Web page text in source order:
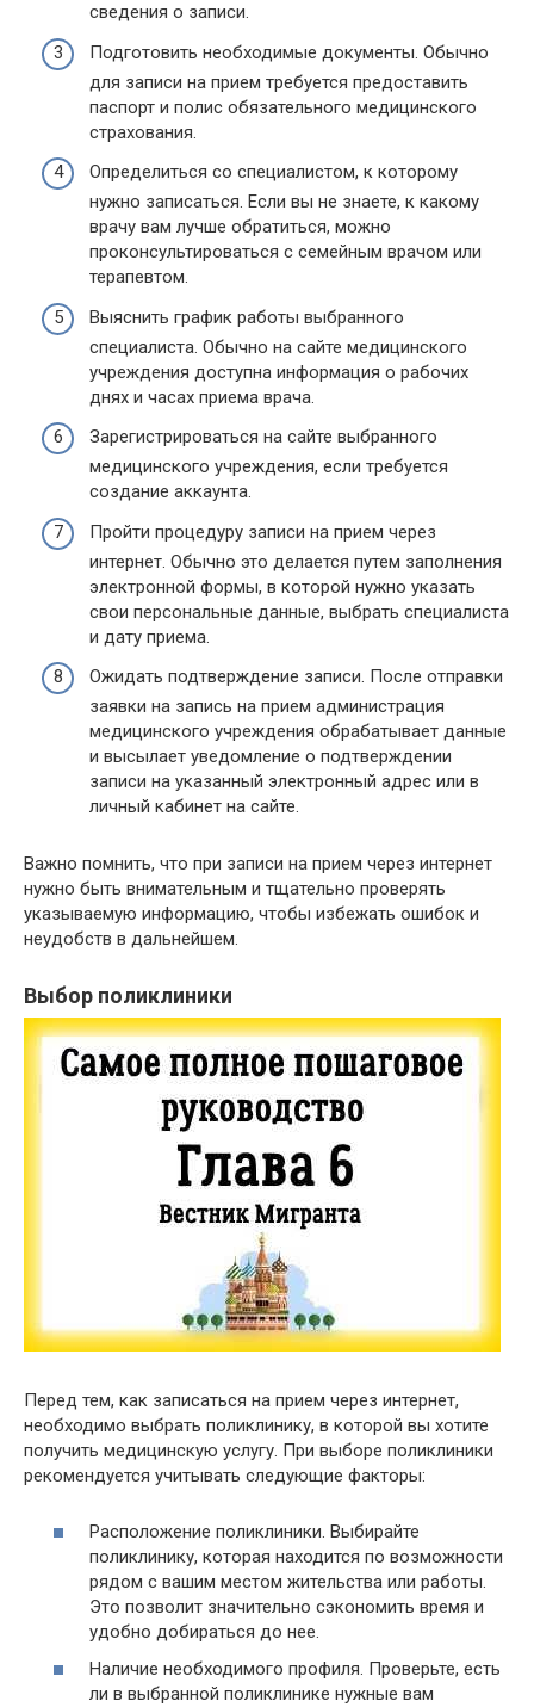
сведения о записи.
Подготовить необходимые документы. Обычно
для записи на прием требуется предоставить
паспорт и полис обязательного медицинского
страхования.
Определиться со специалистом, к которому
нужно записаться. Если вы не знаете, к какому
врачу вам лучше обратиться, можно
проконсультироваться с семейным врачом или
терапевтом.
Выяснить график работы выбранного
специалиста. Обычно на сайте медицинского
учреждения доступна информация о рабочих
днях и часах приема врача.
Зарегистрироваться на сайте выбранного
медицинского учреждения, если требуется
создание аккаунта.
Пройти процедуру записи на прием через
интернет. Обычно это делается путем заполнения
электронной формы, в которой нужно указать
свои персональные данные, выбрать специалиста
и дату приема.
Ожидать подтверждение записи. После отправки
заявки на запись на прием администрация
медицинского учреждения обрабатывает данные
и высылает уведомление о подтверждении
записи на указанный электронный адрес или в
личный кабинет на сайте.
Важно помнить, что при записи на прием через интернет
нужно быть внимательным и тщательно проверять
указываемую информацию, чтобы избежать ошибок и
неудобств в дальнейшем.
Выбор поликлиники
Перед тем, как записаться на прием через интернет,
необходимо выбрать поликлинику, в которой вы хотите
получить медицинскую услугу. При выборе поликлиники
рекомендуется учитывать следующие факторы:
Расположение поликлиники. Выбирайте
поликлинику, которая находится по возможности
рядом с вашим местом жительства или работы.
Это позволит значительно сэкономить время и
удобно добираться до нее.
Наличие необходимого профиля. Проверьте, есть
ли в выбранной поликлинике нужные вам